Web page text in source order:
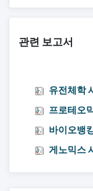
관련 보고서
유전체학
프로테오
바이오뱅
게노믹스